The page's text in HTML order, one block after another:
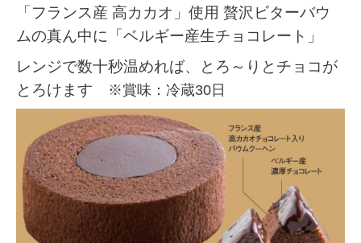
「フランス産 高カカオ」使用 贅沢ビターバウ
ムの真ん中に「ベルギー産生チョコレート」
レンジで数十秒温めれば、とろ～りとチョコが
とろけます
※賞味：冷蔵30日